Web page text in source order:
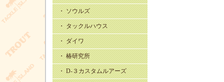
・ ソウルズ
・ タックルハウス
・ ダイワ
・ 椿研究所
・ D-３カスタムルアーズ